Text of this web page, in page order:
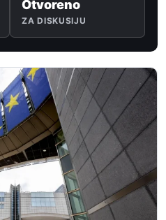
Otvoreno
ZA DISKUSIJU